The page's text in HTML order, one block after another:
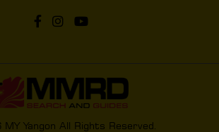
Yangon All Rights Reserved.